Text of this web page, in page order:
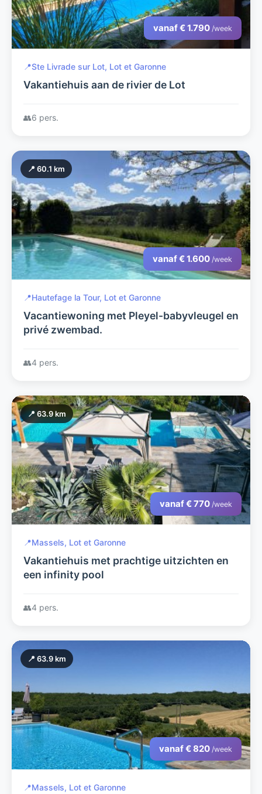
vanaf € 1.790 /week
📍Ste Livrade sur Lot, Lot et Garonne
Vakantiehuis aan de rivier de Lot
👥6 pers.
📍 60.1 km
vanaf € 1.600 /week
📍Hautefage la Tour, Lot et Garonne
Vacantiewoning met Pleyel-babyvleugel en
privé zwembad.
👥4 pers.
📍 63.9 km
vanaf € 770 /week
📍Massels, Lot et Garonne
Vakantiehuis met prachtige uitzichten en
een infinity pool
👥4 pers.
📍 63.9 km
vanaf € 820 /week
📍Massels, Lot et Garonne